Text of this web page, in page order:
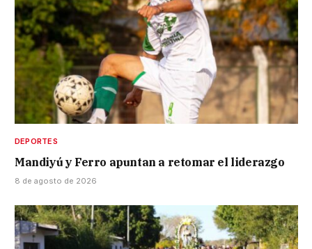
DEPORTES
Mandiyú y Ferro apuntan a retomar el liderazgo
8 de agosto de 2026